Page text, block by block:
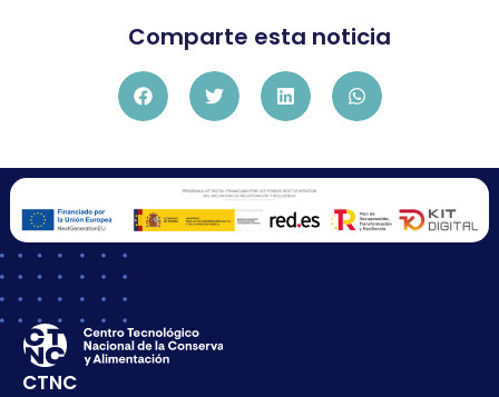
Comparte esta noticia
CTNC